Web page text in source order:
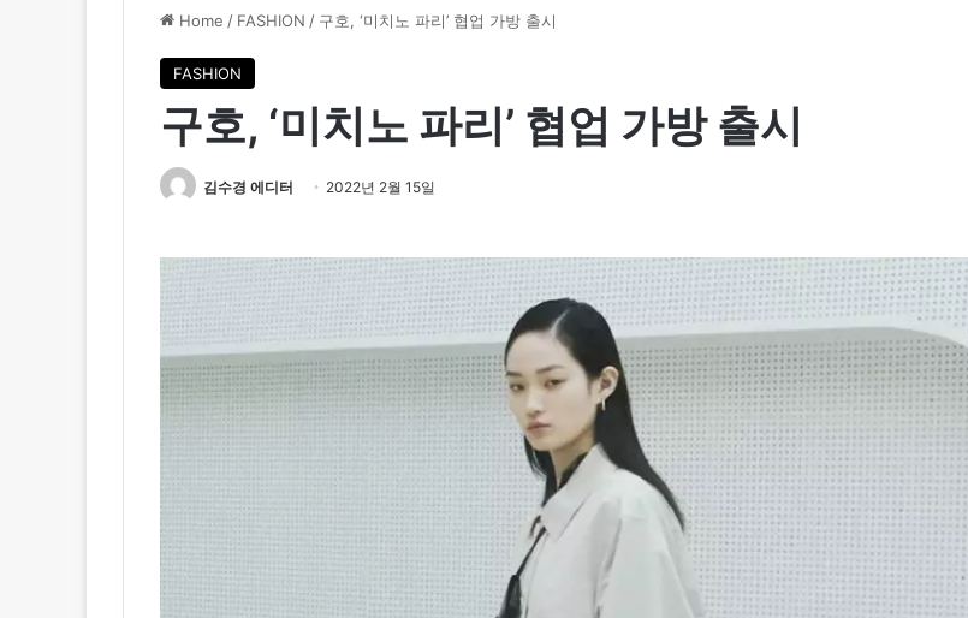
Home / FASHION / 구호, ‘미치노 파리’ 협업 가방 출시
FASHION
구호, ‘미치노 파리’ 협업 가방 출시
김수경 에디터 2022년 2월 15일